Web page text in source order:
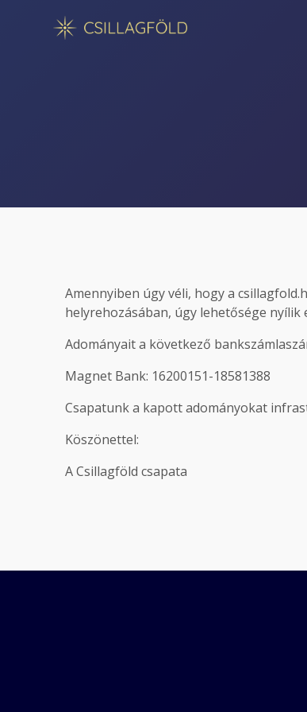
Amennyiben úgy véli, hogy a
helyrehozásában, úgy lehetősége
Adományait a következő
Magnet Bank: 16200151-18581388
Csapatunk a kapott adományokat
Köszönettel:
A Csillagföld csapata